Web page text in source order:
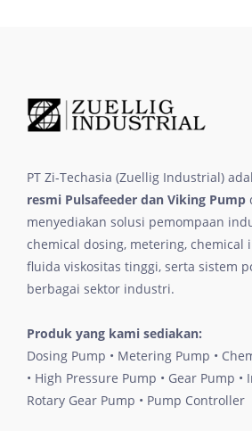
PT Zi-Techasia (Zuellig Industrial)
resmi Pulsafeeder dan Viking Pump
menyediakan solusi pemompaan
chemical dosing, metering, chemical
fluida viskositas tinggi, serta sistem
berbagai sektor industri.
Produk yang kami sediakan:
Dosing Pump • Metering Pump •
• High Pressure Pump • Gear Pump •
Rotary Gear Pump • Pump Controller